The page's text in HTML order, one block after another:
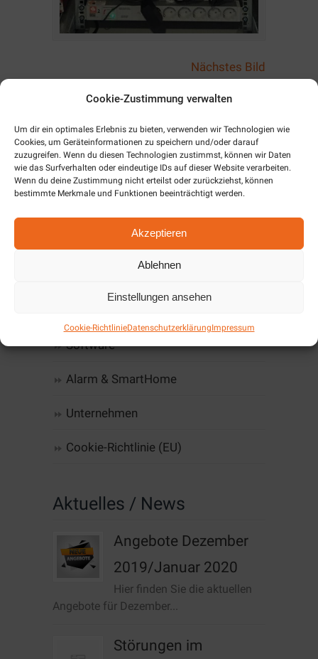
Cookie-Zustimmung verwalten
Um dir ein optimales Erlebnis zu bieten, verwenden wir Technologien wie
Cookies, um Geräteinformationen zu speichern und/oder darauf
zuzugreifen. Wenn du diesen Technologien zustimmst, können wir Daten
wie das Surfverhalten oder eindeutige IDs auf dieser Website verarbeiten.
Wenn du deine Zustimmung nicht erteilst oder zurückziehst, können
bestimmte Merkmale und Funktionen beeinträchtigt werden.
Akzeptieren
Ablehnen
Einstellungen ansehen
Cookie-RichtlinieDatenschutzerklärungImpressum
Nächstes Bild
Wissenswertes auf einen
Blick
Computer, IT & Infrastruktur
Software
Alarm & SmartHome
Unternehmen
Cookie-Richtlinie (EU)
Aktuelles / News
Angebote Dezember
2019/Januar 2020
Hier finden Sie die aktuellen
Angebote für Dezember...
Störungen im